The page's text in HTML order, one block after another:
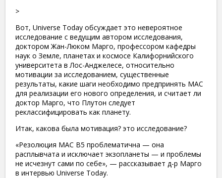
>
Вот, Universe Today обсуждает это невероятное
исследование с ведущим автором исследования,
доктором Жан-Люком Марго, профессором кафедры
наук о Земле, планетах и ​​космосе Калифорнийского
университета в Лос-Анджелесе, относительно
мотивации за исследованием, существенные
результаты, какие шаги необходимо предпринять МАС
для реализации его нового определения, и считает ли
доктор Марго, что Плутон следует
реклассифицировать как планету.
Итак, какова была мотивация? это исследование?
«Резолюция МАС B5 проблематична — она
расплывчата и исключает экзопланеты — и проблемы
не исчезнут сами по себе», — рассказывает д-р Марго
в интервью Universe Today.